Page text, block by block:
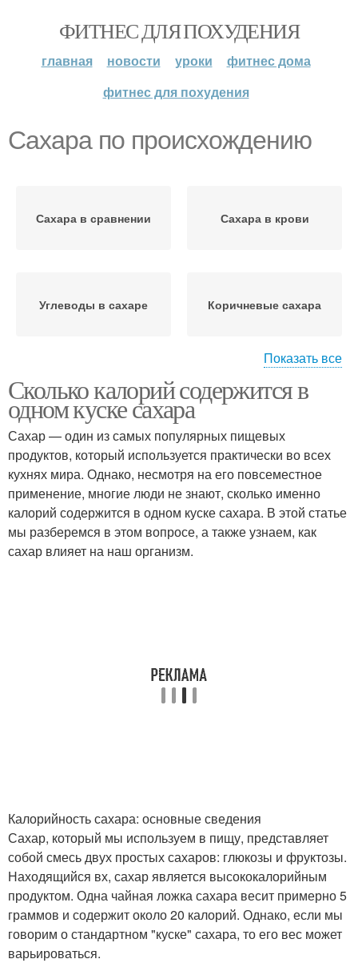
ФИТНЕС ДЛЯ ПОХУДЕНИЯ
главная новости уроки
фитнес дома
фитнес для похудения
Сахара по происхождению
Сахара в сравнении Сахара в крови
Углеводы в сахаре Коричневые сахара
питания
Сахара в рационе
Сахара в продуктах Сахара без ущерба
Показать все
Сколько калорий содержится в
одном куске сахара
Сахар — один из самых популярных пищевых
продуктов, который используется практически во всех
кухнях мира. Однако, несмотря на его повсеместное
применение, многие люди не знают, сколько именно
калорий содержится в одном куске сахара. В этой статье
мы разберемся в этом вопросе, а также узнаем, как
сахар влияет на наш организм.
Калорийность сахара: основные сведения
Сахар, который мы используем в пищу, представляет
собой смесь двух простых сахаров: глюкозы и фруктозы.
Находящийся вх, сахар является высококалорийным
продуктом. Одна чайная ложка сахара весит примерно 5
граммов и содержит около 20 калорий. Однако, если мы
говорим о стандартном "куске" сахара, то его вес может
варьироваться.